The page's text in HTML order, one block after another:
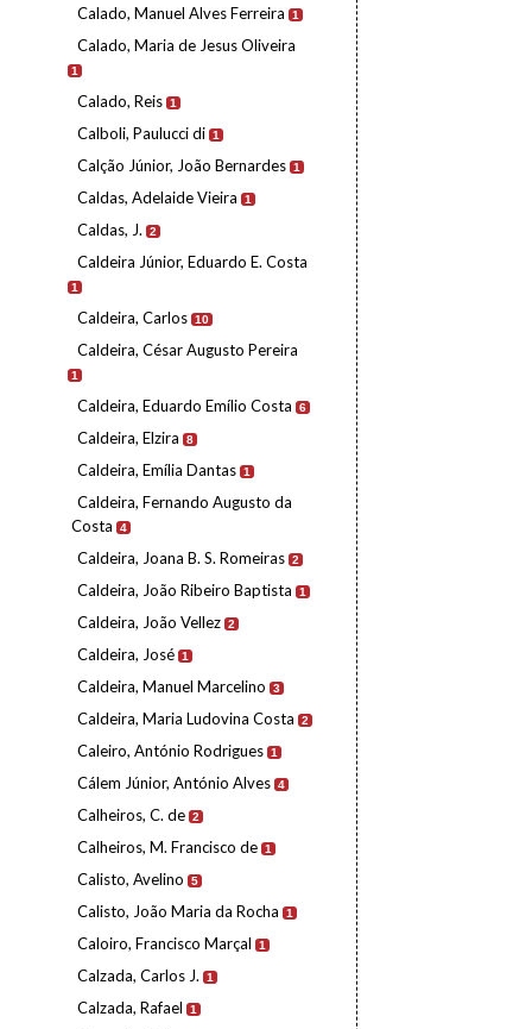
Calado, Manuel Alves Ferreira 1
Calado, Maria de Jesus Oliveira
1
Calado, Reis 1
Calboli, Paulucci di 1
Calção Júnior, João Bernardes 1
Caldas, Adelaide Vieira 1
Caldas, J. 2
Caldeira Júnior, Eduardo E. Costa
1
Caldeira, Carlos 10
Caldeira, César Augusto Pereira
1
Caldeira, Eduardo Emílio Costa 6
Caldeira, Elzira 8
Caldeira, Emília Dantas 1
Caldeira, Fernando Augusto da
Costa
4
Caldeira, Joana B. S. Romeiras 2
Caldeira, João Ribeiro Baptista 1
Caldeira, João Vellez 2
Caldeira, José 1
Caldeira, Manuel Marcelino 3
Caldeira, Maria Ludovina Costa 2
Caleiro, António Rodrigues 1
Cálem Júnior, António Alves 4
Calheiros, C. de 2
Calheiros, M. Francisco de 1
Calisto, Avelino 5
Calisto, João Maria da Rocha 1
Caloiro, Francisco Marçal 1
Calzada, Carlos J. 1
Calzada, Rafael 1